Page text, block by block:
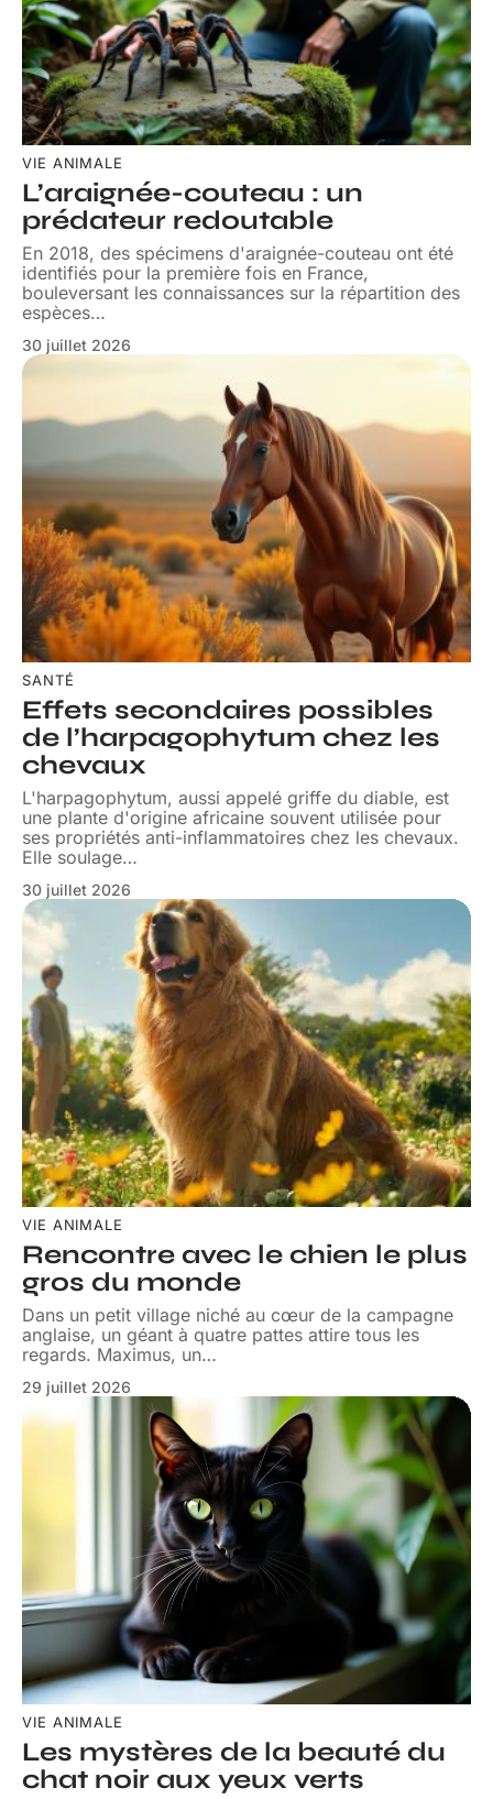
VIE ANIMALE
L’araignée-couteau : un
prédateur redoutable
En 2018, des spécimens d'araignée-couteau ont été
identifiés pour la première fois en France,
bouleversant les connaissances sur la répartition des
espèces…
30 juillet 2026
SANTÉ
Effets secondaires possibles
de l’harpagophytum chez les
chevaux
L'harpagophytum, aussi appelé griffe du diable, est
une plante d'origine africaine souvent utilisée pour
ses propriétés anti-inflammatoires chez les chevaux.
Elle soulage…
30 juillet 2026
VIE ANIMALE
Rencontre avec le chien le plus
gros du monde
Dans un petit village niché au cœur de la campagne
anglaise, un géant à quatre pattes attire tous les
regards. Maximus, un…
29 juillet 2026
VIE ANIMALE
Les mystères de la beauté du
chat noir aux yeux verts